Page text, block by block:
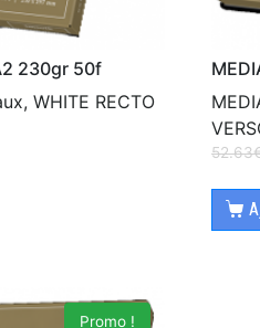
230gr 50f
WHITE RECTO
52.63
Promo !